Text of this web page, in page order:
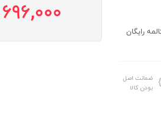
5 ماهه / 60 دقیقه مکالمه رایگان
ضمانت اصل
بودن کالا
696,000